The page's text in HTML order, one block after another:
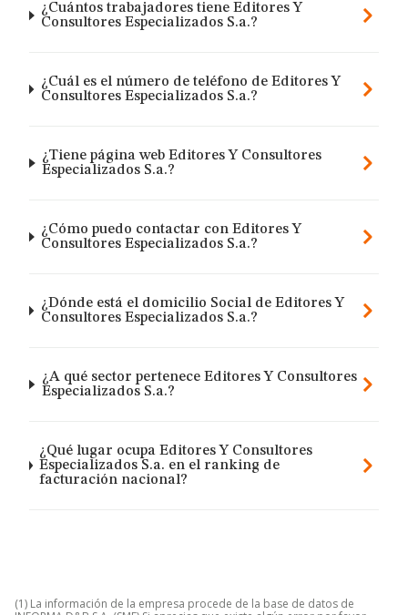
¿Cuántos trabajadores tiene Editores Y
Consultores Especializados S.a.?
¿Cuál es el número de teléfono de Editores Y
Consultores Especializados S.a.?
¿Tiene página web Editores Y Consultores
Especializados S.a.?
¿Cómo puedo contactar con Editores Y
Consultores Especializados S.a.?
¿Dónde está el domicilio Social de Editores Y
Consultores Especializados S.a.?
¿A qué sector pertenece Editores Y Consultores
Especializados S.a.?
¿Qué lugar ocupa Editores Y Consultores
Especializados S.a. en el ranking de
facturación nacional?
(1) La información de la empresa procede de la base de datos de